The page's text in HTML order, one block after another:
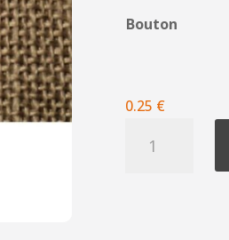
Bouton
0.25 €